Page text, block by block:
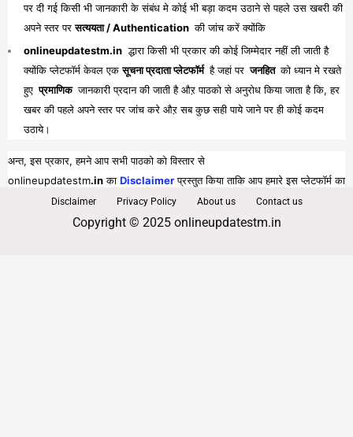
पर दी गई किसी भी जानकारी के संबंध मे कोई भी बड़ा कदम उठाने से पहले उस खबरी की
अपने स्तर परसत्ययता / Authentication की जांच करें क्योंकि
onlineupdatestm.in द्धारा किसी भी प्रकार की कोई जिम्मेदार नहीं ली जाती है
क्योंकि प्लेटफॉर्म केवल एकसूचना प्रदाता प्लेटफॉर्म है जहां पर जनहित को ध्यान मे रखते
हुए प्रमाणिक जानकारी प्रदान की जाती है औऱ पाठको से अनुरोध किया जाता है कि, हर
खबर की पहले अपने स्तर पर जांच करे औऱ सब कुछ सही पाये जाने पर ही कोई कदम
उठाये।
अन्त, इस प्रकार, हमने आप सभी पाठको को विस्तार से
onlineupdatestm.inका Disclaimerप्रस्तुत किया ताकि आप हमारे इस प्लेटफॉर्म का
पूरा व भरपूर लाभ प्राप्त कर सकें।
Disclaimer Privacy Policy About us Contact us
Copyright © 2025 onlineupdatestm.in